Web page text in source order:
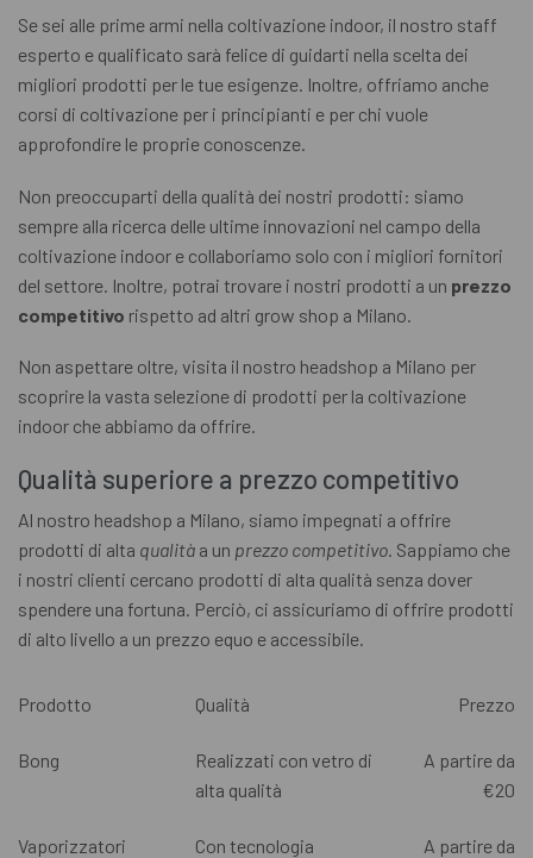
Se sei alle prime armi nella coltivazione indoor, il nostro staff
esperto e qualificato sarà felice di guidarti nella scelta dei
migliori prodotti per le tue esigenze. Inoltre, offriamo anche
corsi di coltivazione per i principianti e per chi vuole
approfondire le proprie conoscenze.
Non preoccuparti della qualità dei nostri prodotti: siamo
sempre alla ricerca delle ultime innovazioni nel campo della
coltivazione indoor e collaboriamo solo con i migliori fornitori
del settore. Inoltre, potrai trovare i nostri prodotti a un prezzo
competitivo rispetto ad altri grow shop a Milano.
Non aspettare oltre, visita il nostro headshop a Milano per
scoprire la vasta selezione di prodotti per la coltivazione
indoor che abbiamo da offrire.
Qualità superiore a prezzo competitivo
Al nostro headshop a Milano, siamo impegnati a offrire
prodotti di alta qualità a un prezzo competitivo. Sappiamo che
i nostri clienti cercano prodotti di alta qualità senza dover
spendere una fortuna. Perciò, ci assicuriamo di offrire prodotti
di alto livello a un prezzo equo e accessibile.
Prodotto Qualità Prezzo
Bong
Realizzati con vetro di
alta qualità
A partire da
€20
Vaporizzatori
Con tecnologia
A partire da